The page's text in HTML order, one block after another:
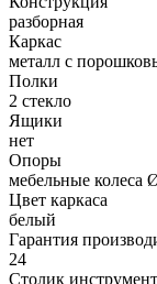
разборная
Каркас
металл с
Полки
2 стекло
Ящики
нет
Опоры
мебельные колеса
Цвет каркаса
белый
Гарантия
24
Столик